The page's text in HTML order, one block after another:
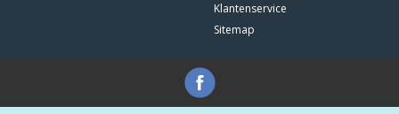
Klantenservice
Sitemap